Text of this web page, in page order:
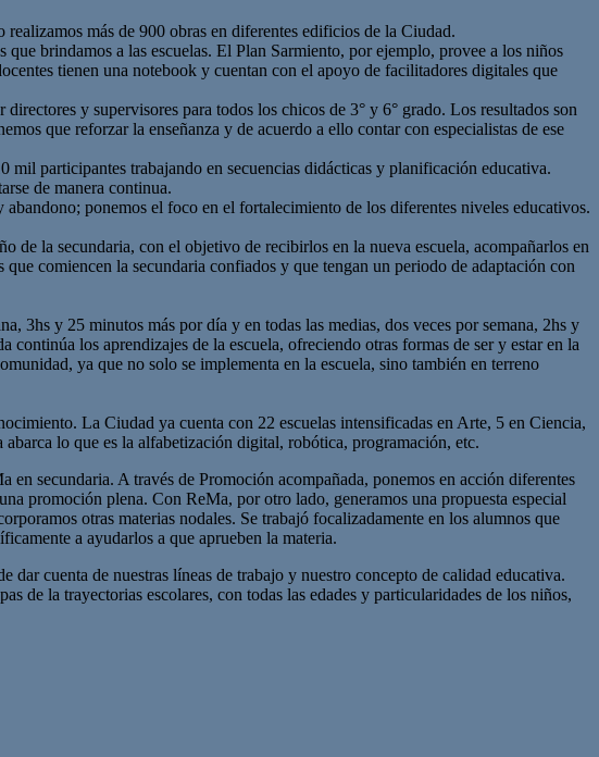
realizamos más de 900 obras en diferentes edificios de la Ciudad.
brindamos a las escuelas. El Plan Sarmiento, por ejemplo, provee a los niños
tienen una notebook y cuentan con el apoyo de facilitadores digitales que
y supervisores para todos los chicos de 3° y 6° grado. Los resultados son
que reforzar la enseñanza y de acuerdo a ello contar con especialistas de ese
mil participantes trabajando en secuencias didácticas y planificación educativa.
de manera continua.
ponemos el foco en el fortalecimiento de los diferentes niveles educativos.
de la secundaria, con el objetivo de recibirlos en la nueva escuela, acompañarlos en
comiencen la secundaria confiados y que tengan un periodo de adaptación con
3hs y 25 minutos más por día y en todas las medias, dos veces por semana, 2hs y
los aprendizajes de la escuela, ofreciendo otras formas de ser y estar en la
ya que no solo se implementa en la escuela, sino también en terreno
La Ciudad ya cuenta con 22 escuelas intensificadas en Arte, 5 en Ciencia,
lo que es la alfabetización digital, robótica, programación, etc.
secundaria. A través de Promoción acompañada, ponemos en acción diferentes
promoción plena. Con ReMa, por otro lado, generamos una propuesta especial
otras materias nodales. Se trabajó focalizadamente en los alumnos que
a ayudarlos a que aprueben la materia.
cuenta de nuestras líneas de trabajo y nuestro concepto de calidad educativa.
de la trayectorias escolares, con todas las edades y particularidades de los niños,